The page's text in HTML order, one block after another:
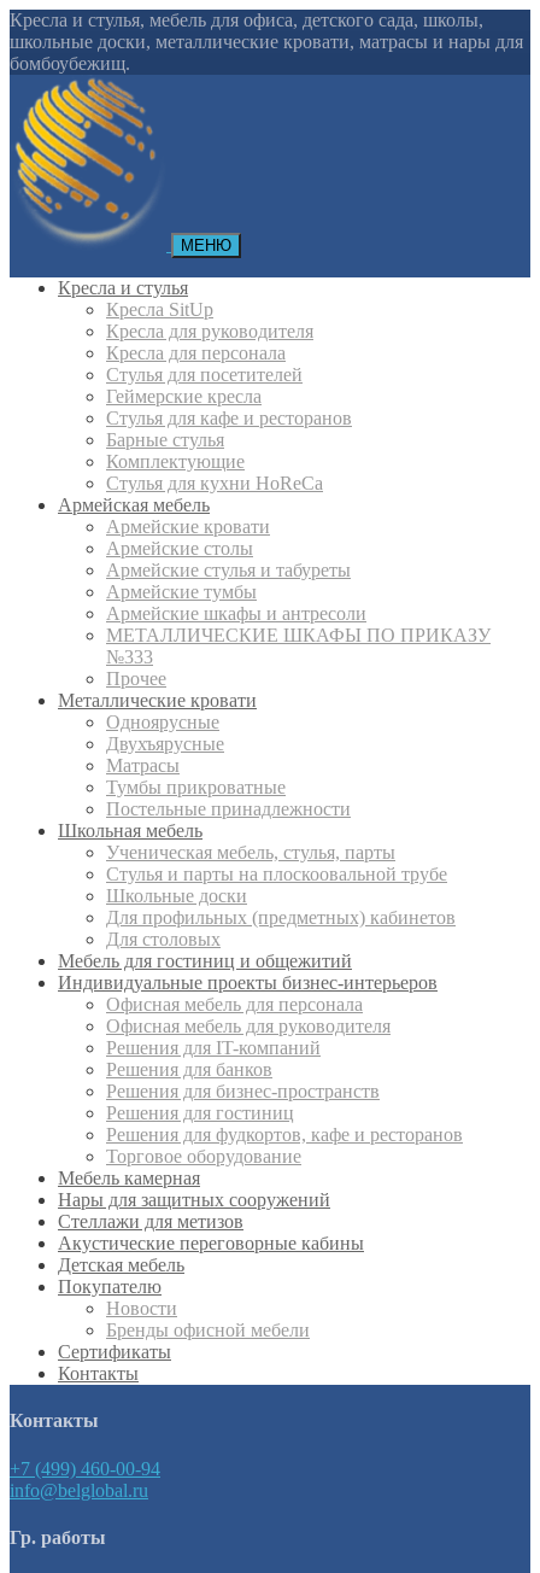
Кресла и стулья, мебель для офиса, детского сада, школы,
школьные доски, металлические кровати, матрасы и нары для
бомбоубежищ.
МЕНЮ
Кресла и стулья
Кресла SitUp
Кресла для руководителя
Кресла для персонала
Стулья для посетителей
Геймерские кресла
Cтулья для кафе и ресторанов
Барные стулья
Комплектующие
Стулья для кухни HoReCa
Армейская мебель
Армейские кровати
Армейские столы
Армейские стулья и табуреты
Армейские тумбы
Армейские шкафы и антресоли
МЕТАЛЛИЧЕСКИЕ ШКАФЫ ПО ПРИКАЗУ
№333
Прочее
Металлические кровати
Одноярусные
Двухъярусные
Матрасы
Тумбы прикроватные
Постельные принадлежности
Школьная мебель
Ученическая мебель, стулья, парты
Стулья и парты на плоскоовальной трубе
Школьные доски
Для профильных (предметных) кабинетов
Для столовых
Мебель для гостиниц и общежитий
Индивидуальные проекты бизнес-интерьеров
Офисная мебель для персонала
Офисная мебель для руководителя
Решения для IT-компаний
Решения для банков
Решения для бизнес-пространств
Решения для гостиниц
Решения для фудкортов, кафе и ресторанов
Торговое оборудование
Мебель камерная
Нары для защитных сооружений
Стеллажи для метизов
Акустические переговорные кабины
Детская мебель
Покупателю
Новости
Бренды офисной мебели
Сертификаты
Контакты
Контакты
+7 (499) 460-00-94
info@belglobal.ru
Гр. работы